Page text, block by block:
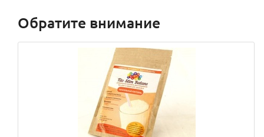
Обратите внимание